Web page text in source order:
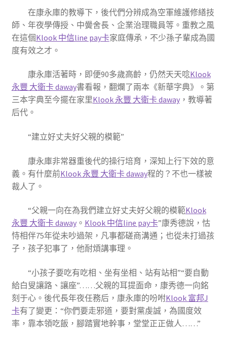
在康永庫的教導下，後代們分辨成為空軍維護修繕技
師、年夜學傳授、中黌舍長、企業治理職員等。重教之風
在這個Klook 中信line pay卡家庭傳承，不少孫子輩成為國
度有效之才。
康永庫活著時，即便90多歲高齡，仍然天天唸Klook
永豐 大衛卡 daway書看報，翻爛了兩本《新華字典》。第
三本字典至今擺在家里Klook 永豐 大衛卡 daway，教導著
后代。
“建立好丈夫好父親的模範”
康永庫非常器重後代的操行培育，深知上行下效的意
義。有什麼前Klook 永豐 大衛卡 daway程的？不也一樣被
裁人了。
“父親一向在為我們建立好丈夫好父親的模範Klook
永豐 大衛卡 daway。 Klook 中信line pay卡”康秀德說，怙
恃相伴75年從未吵過架，凡事都磋商溝通；也從未打過孩
子，孩子犯事了，他耐煩講事理。
“小孩子要吃有吃相、坐有坐相、站有站相”“要自動
給白叟讓路、讓座”……父親的耳提面命，康秀德一向銘
刻于心。後代長年夜任務后，康永庫的吩咐Klook 富邦J
卡有了變更：“你們要走邪道，要對黨虔誠，為國度效
率，靠本領吃飯，腳踏實地幹事，堂堂正正做人……”